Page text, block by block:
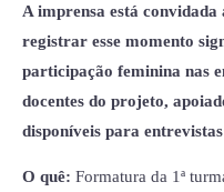
A imprensa está
registrar esse momento
participação feminina nas
docentes do projeto,
disponíveis para
O quê: Formatura da 1ª